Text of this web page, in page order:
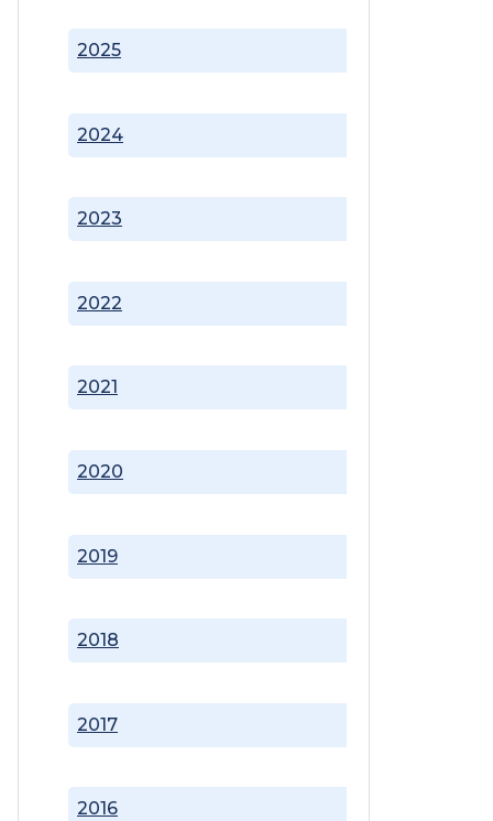
2016
2017
2018
2019
2020
2021
2022
2023
2024
2025